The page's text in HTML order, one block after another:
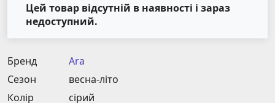
Цей товар відсутній в наявності і зараз
недоступний.
Бренд
Ara
Сезон
весна-літо
Колір
сірий